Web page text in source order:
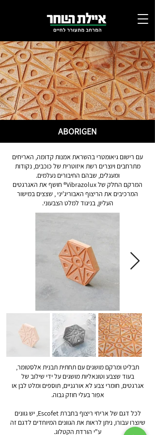
ABORIGEN
עם רישום גיאומטרי בהשראת אמנות קדומה, האריחים
מתרחבים ויוצרים רשת איזוטרית של כוכבים, נקודות
ומעגלים, שבהם החיבורים נעלמים.
המרקם החלק של Vibrazolux® חושף את האגרגטים
המרכיבים את הריצוף האבוריג'יני , שצצים במישור
העליון, בניגוד למלט הצבעוני.
תבליט ומרקם מושגים עם תחתית תבנית אלסטומר,
בעוד שצבע וטונאליות מושגים על ידי שילוב של
אגרגטים, חומרי צבע לא אורגניים, תוספים ומלט לבן או
אפור בעלי חוזק גבוה.
לכל דגם של אריחי ריצוף בחברת Escofet, יש גוונים
שיוצרו עבורו, ניתן לראות את הגוונים המיוחדים לדגם זה
ע"י הורדת הקטלוג.